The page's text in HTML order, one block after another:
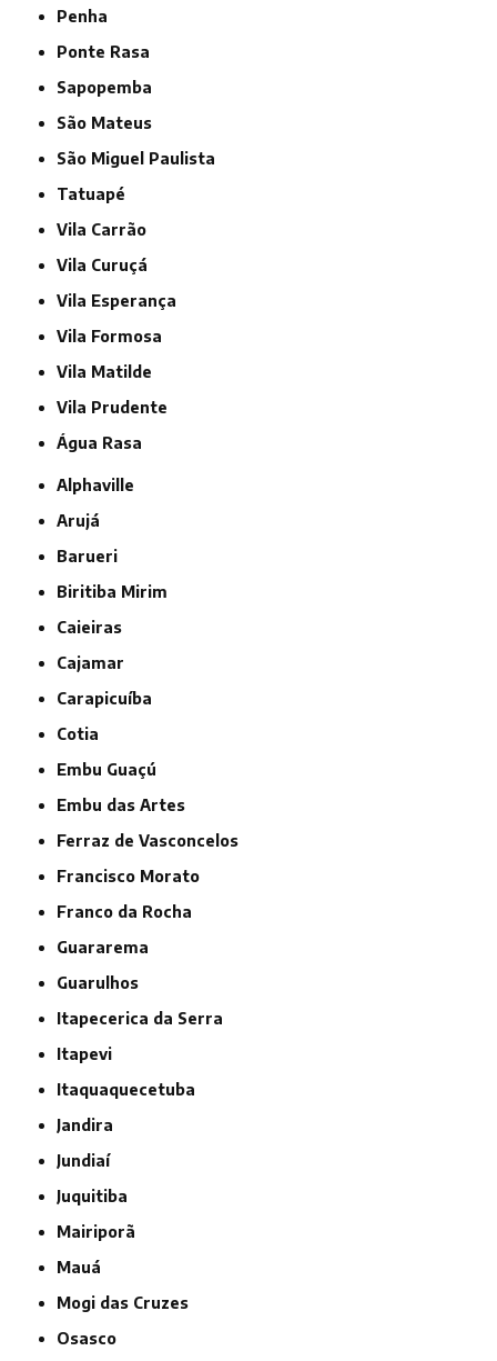
Penha
Ponte Rasa
Sapopemba
São Mateus
São Miguel Paulista
Tatuapé
Vila Carrão
Vila Curuçá
Vila Esperança
Vila Formosa
Vila Matilde
Vila Prudente
Água Rasa
Alphaville
Arujá
Barueri
Biritiba Mirim
Caieiras
Cajamar
Carapicuíba
Cotia
Embu Guaçú
Embu das Artes
Ferraz de Vasconcelos
Francisco Morato
Franco da Rocha
Guararema
Guarulhos
Itapecerica da Serra
Itapevi
Itaquaquecetuba
Jandira
Jundiaí
Juquitiba
Mairiporã
Mauá
Mogi das Cruzes
Osasco